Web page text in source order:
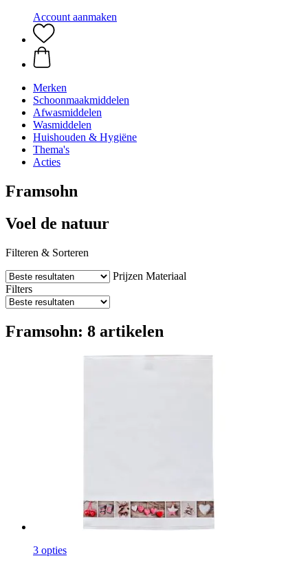
Account aanmaken
Merken
Schoonmaakmiddelen
Afwasmiddelen
Wasmiddelen
Huishouden & Hygiëne
Thema's
Acties
Framsohn
Voel de natuur
Filteren & Sorteren
Prijzen Materiaal
Filters
Framsohn: 8 artikelen
3 opties